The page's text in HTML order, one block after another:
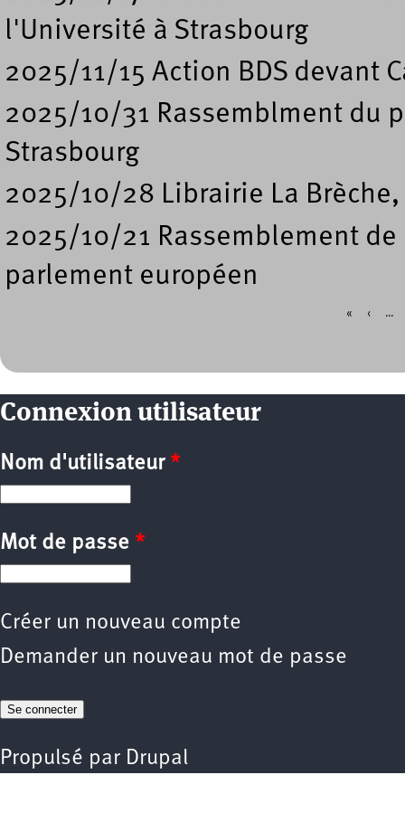
l'Université à Strasbourg
2025/11/15 Action BDS devant
2025/10/31 Rassemblment du
Strasbourg
2025/10/28 Librairie La Brèche,
2025/10/21 Rassemblement
parlement européen
« ‹ …
Connexion utilisateur
Nom d'utilisateur *
Mot de passe *
Créer un nouveau compte
Demander un nouveau mot de passe
Propulsé par Drupal